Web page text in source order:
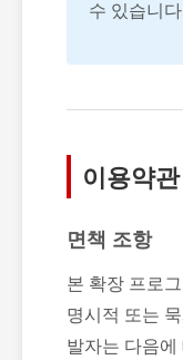
수 있습니
이용약
면책 조항
본 확장 프로
명시적 또는
발자는 다음